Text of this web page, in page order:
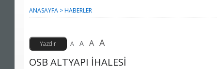
ANASAYFA >HABERLER
A A A A
OSB ALTYAPI İHALESİ